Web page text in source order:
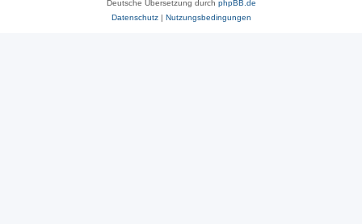
Deutsche Übersetzung durch phpBB.de
Datenschutz| Nutzungsbedingungen